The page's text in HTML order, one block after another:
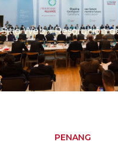
Sitio Web»Resolución de Penang –
PENANG